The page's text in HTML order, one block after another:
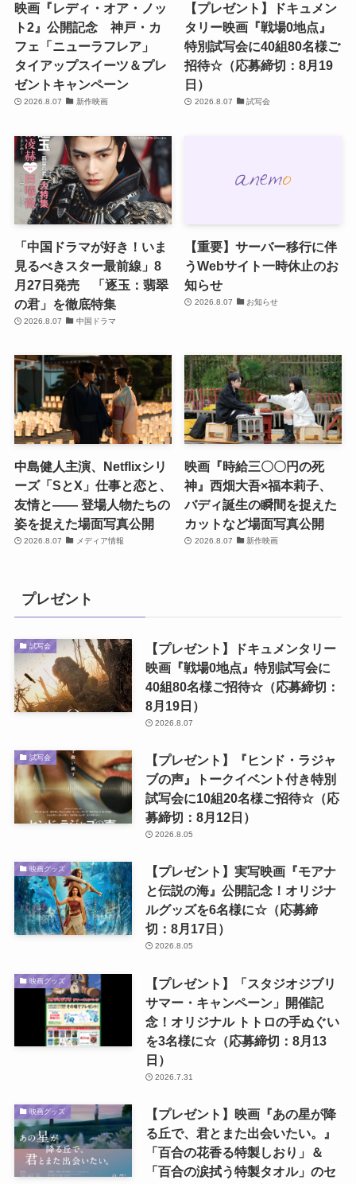
映画『レディ・オア・ノッ
ト2』公開記念 神戸・カ
フェ「ニューラフレア」
タイアップスイーツ＆プレ
ゼントキャンペーン
2026.8.07 新作映画
【プレゼント】ドキュメン
タリー映画『戦場0地点』
特別試写会に40組80名様ご
招待☆（応募締切：8月19
日）
2026.8.07 試写会
「中国ドラマが好き！いま
見るべきスター最前線」8
月27日発売 「逐玉：翡翠
の君」を徹底特集
2026.8.07 中国ドラマ
【重要】サーバー移行に伴
うWebサイト一時休止のお
知らせ
2026.8.07 お知らせ
中島健人主演、Netflixシリ
ーズ「SとX」仕事と恋と、
友情と―― 登場人物たちの
姿を捉えた場面写真公開
2026.8.07 メディア情報
映画『時給三〇〇円の死
神』西畑大吾×福本莉子、
バディ誕生の瞬間を捉えた
カットなど場面写真公開
2026.8.07 新作映画
プレゼント
試写会
【プレゼント】ドキュメンタリー
映画『戦場0地点』特別試写会に
40組80名様ご招待☆（応募締切：
8月19日）
2026.8.07
試写会
【プレゼント】『ヒンド・ラジャ
ブの声』トークイベント付き特別
試写会に10組20名様ご招待☆（応
募締切：8月12日）
2026.8.05
映画グッズ
【プレゼント】実写映画『モアナ
と伝説の海』公開記念！オリジナ
ルグッズを6名様に☆（応募締
切：8月17日）
2026.8.05
映画グッズ
【プレゼント】「スタジオジブリ
サマー・キャンペーン」開催記
念！オリジナル トトロの手ぬぐい
を3名様に☆（応募締切：8月13
日）
2026.7.31
映画グッズ
【プレゼント】映画『あの星が降
る丘で、君とまた出会いたい。』
「百合の花香る特製しおり」＆
「百合の涙拭う特製タオル」のセ